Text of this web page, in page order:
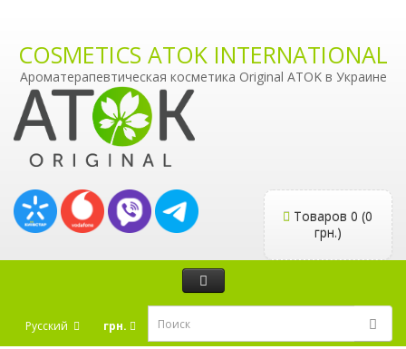
COSMETICS ATOK INTERNATIONAL
Ароматерапевтическая косметика Original ATOK в Украине
Товаров 0 (0
грн.)
Русский грн.